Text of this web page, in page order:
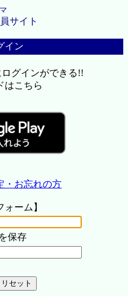
サイト
イン
グインができる!!
はこちら
・お忘れの方
ォーム】
保存